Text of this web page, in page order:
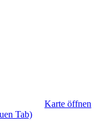
Karte öffnen
Tab)